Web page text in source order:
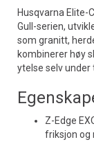
Husqvarna Elite-
Gull-serien,
som granitt,
kombinerer høy
ytelse selv under
Z-Edge
friksjon og